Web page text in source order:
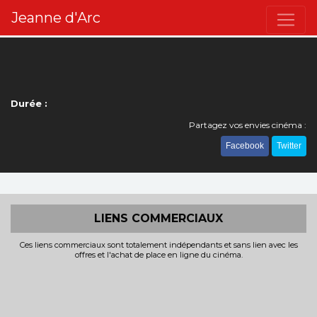
Jeanne d'Arc
Durée :
Partagez vos envies cinéma :
Facebook Twitter
LIENS COMMERCIAUX
Ces liens commerciaux sont totalement indépendants et sans lien avec les
offres et l'achat de place en ligne du cinéma.